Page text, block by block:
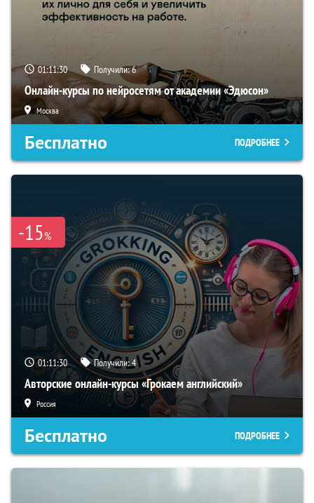
01:11:29 Получили:6
Онлайн-курсы по нейросетям от академии «Эдюсон»
Москва
Бесплатно ПОДРОБНЕЕ
-15%
01:11:29 Получили:4
Авторские онлайн-курсы «Грокаем английский»
Россия
Бесплатно ПОДРОБНЕЕ